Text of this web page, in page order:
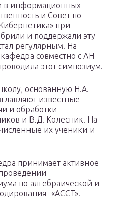
в информационных
и Совет по
при
и поддержали эту
регулярным. На
совместно с АН
этот симпозиум.
основанную Н.А.
известные
и обработки
и В.Д. Колесник. На
их ученики и
принимает активное
по алгебраической и
«ACCT».